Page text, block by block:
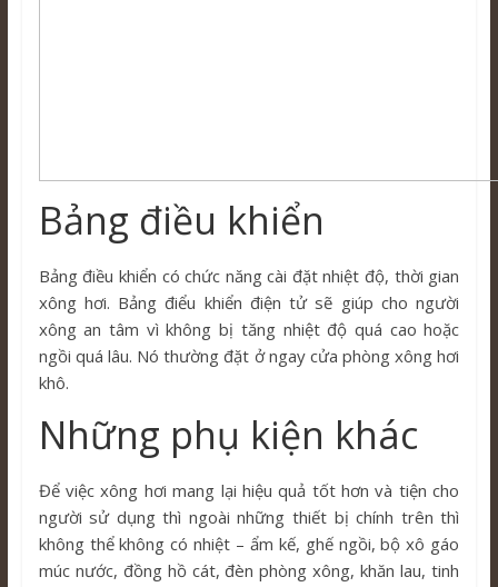
Bảng điều khiển
Bảng điều khiển có chức năng cài đặt nhiệt độ, thời gian
xông hơi. Bảng điểu khiển điện tử sẽ giúp cho người
xông an tâm vì không bị tăng nhiệt độ quá cao hoặc
ngồi quá lâu. Nó thường đặt ở ngay cửa phòng xông hơi
khô.
Những phụ kiện khác
Để việc xông hơi mang lại hiệu quả tốt hơn và tiện cho
người sử dụng thì ngoài những thiết bị chính trên thì
không thể không có nhiệt – ẩm kế, ghế ngồi, bộ xô gáo
múc nước, đồng hồ cát, đèn phòng xông, khăn lau, tinh